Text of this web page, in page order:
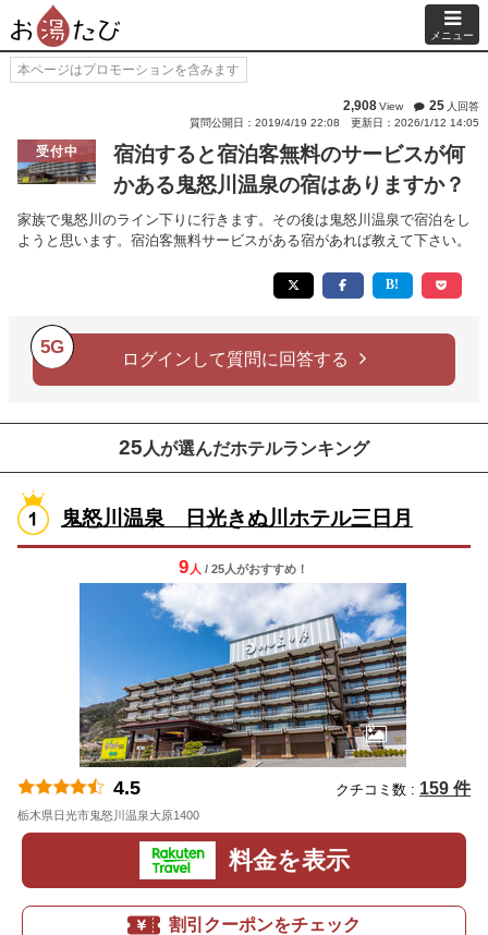
メニュー
本ページはプロモーションを含みます
2,908View 25 人回答
質問公開日：2019/4/19 22:08
更新日：2026/1/12 14:05
受付中
宿泊すると宿泊客無料のサービスが何
かある鬼怒川温泉の宿はありますか？
家族で鬼怒川のライン下りに行きます。その後は鬼怒川温泉で宿泊をし
ようと思います。宿泊客無料サービスがある宿があれば教えて下さい。
5G
ログインして質問に回答する
25 人が選んだホテルランキング
鬼怒川温泉 日光きぬ川ホテル三日月
9 人 / 25人がおすすめ！
4.5 クチコミ数 : 159 件
栃木県日光市鬼怒川温泉大原1400
料金を表示
割引クーポンをチェック